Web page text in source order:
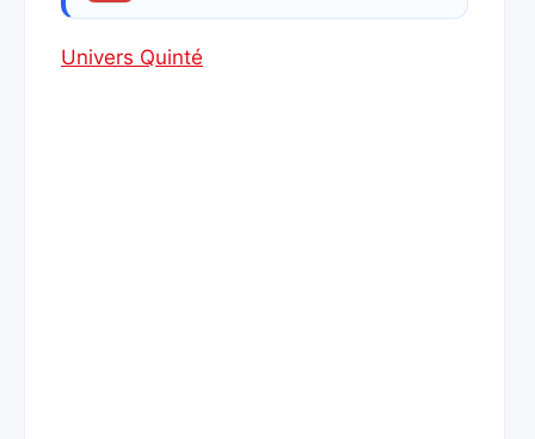
Univers Quinté